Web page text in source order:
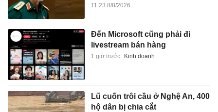
11:23 8/8/2026
Đến Microsoft cũng phải đi
livestream bán hàng
1 giờ trước Kinh doanh
Lũ cuốn trôi cầu ở Nghệ An, 400
hộ dân bị chia cắt